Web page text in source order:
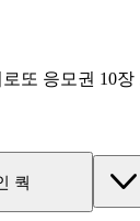
로또 응모권 10장